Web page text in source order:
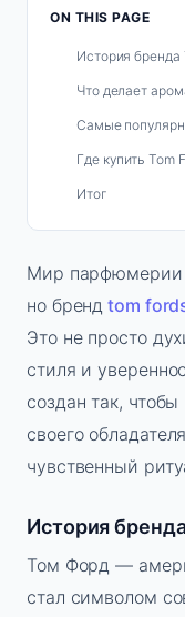
ON THIS PAGE
История бренда
Что делает
Самые
Где купить Tom
Итог
Мир парфюмерии
но бренд tom
Это не просто
стиля и
создан так,
своего
чувственный
История
Том Форд —
стал символом